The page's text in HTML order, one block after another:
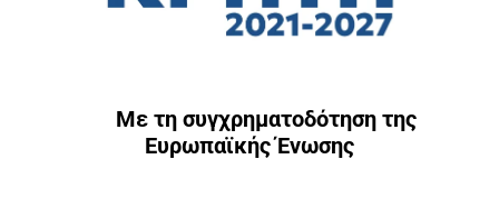
Με τη συγχρηματοδότηση της
Ευρωπαϊκής Ένωσης